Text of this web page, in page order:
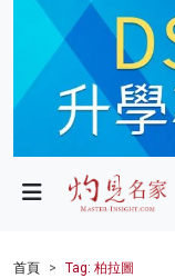
政局
財經
首頁 Tag: 柏拉圖